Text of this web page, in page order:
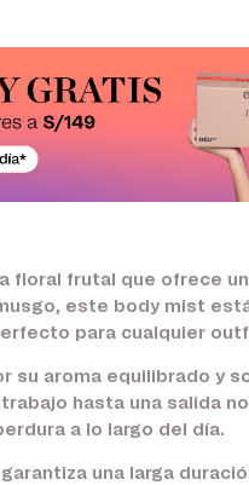
floral frutal que ofrece
este body mist
para cualquier
su aroma equilibrado y
hasta una salida
a lo largo del día.
una larga